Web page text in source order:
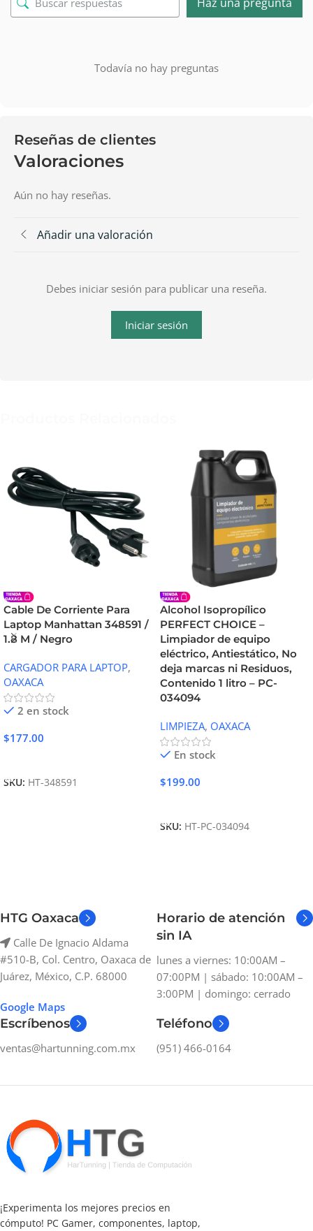
Todavía no hay preguntas
Reseñas de clientes
Valoraciones
Aún no hay reseñas.
Añadir una valoración
Debes iniciar sesión para publicar una reseña.
Iniciar sesión
Cable De Corriente Para
Laptop Manhattan 348591 /
1.8 M / Negro
CARGADOR PARA LAPTOP,
OAXACA
2 en stock
$177.00
SKU: HT-348591
Alcohol Isopropílico
PERFECT CHOICE –
Limpiador de equipo
eléctrico, Antiestático, No
deja marcas ni Residuos,
Contenido 1 litro – PC-
034094
LIMPIEZA, OAXACA
En stock
$199.00
SKU: HT-PC-034094
HTG Oaxaca
Calle De Ignacio Aldama
#510-B, Col. Centro, Oaxaca de
Juárez, México, C.P. 68000
Google Maps
Horario de atención
sin IA
lunes a viernes: 10:00AM –
07:00PM | sábado: 10:00AM –
3:00PM | domingo: cerrado
Escríbenos
ventas@hartunning.com.mx
Teléfono
(951) 466-0164
¡Experimenta los mejores precios en
cómputo! PC Gamer, componentes, laptop,